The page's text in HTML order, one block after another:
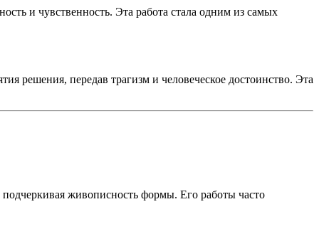
и чувственность. Эта работа стала одним из самых
решения, передав трагизм и человеческое достоинство. Эта
живописность формы. Его работы часто